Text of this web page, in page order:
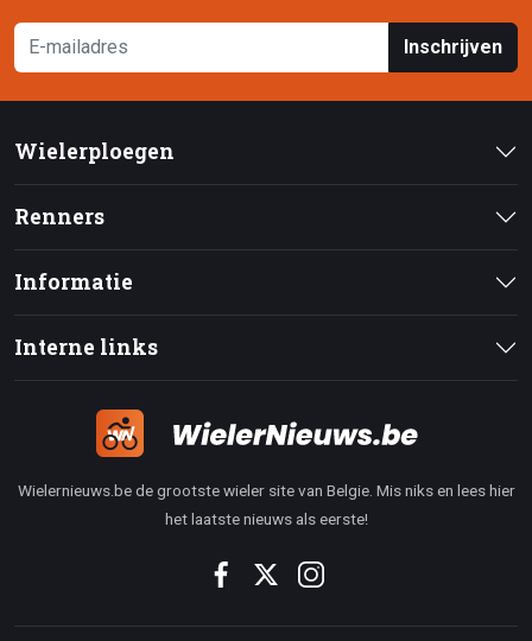
Inschrijven
Wielerploegen
Renners
Informatie
Interne links
Wielernieuws.be de grootste wieler site van Belgie. Mis niks en lees hier
het laatste nieuws als eerste!